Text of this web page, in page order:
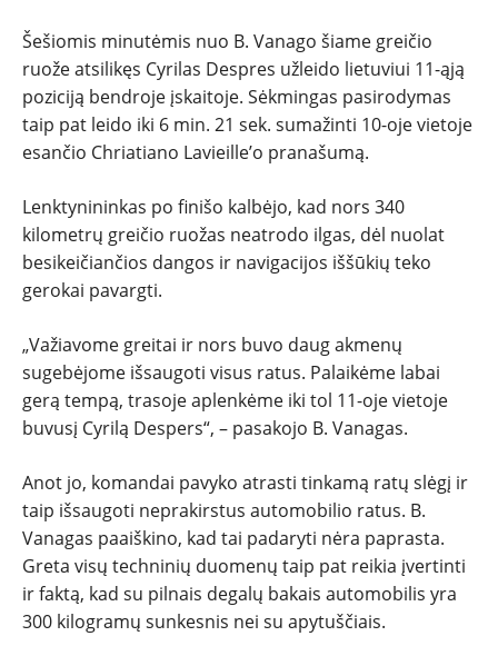
SPORTAS
PATARIMAI
ĮVAIRENYBĖS
Šešiomis minutėmis nuo B. Vanago šiame greičio
ruože atsilikęs Cyrilas Despres užleido lietuviui 11-ąją
poziciją bendroje įskaitoje. Sėkmingas pasirodymas
taip pat leido iki 6 min. 21 sek. sumažinti 10-oje vietoje
esančio Chriatiano Lavieille’o pranašumą.
Lenktynininkas po finišo kalbėjo, kad nors 340
kilometrų greičio ruožas neatrodo ilgas, dėl nuolat
besikeičiančios dangos ir navigacijos iššūkių teko
gerokai pavargti.
„Važiavome greitai ir nors buvo daug akmenų
sugebėjome išsaugoti visus ratus. Palaikėme labai
gerą tempą, trasoje aplenkėme iki tol 11-oje vietoje
buvusį Cyrilą Despers“, – pasakojo B. Vanagas.
Anot jo, komandai pavyko atrasti tinkamą ratų slėgį ir
taip išsaugoti neprakirstus automobilio ratus. B.
Vanagas paaiškino, kad tai padaryti nėra paprasta.
Greta visų techninių duomenų taip pat reikia įvertinti
ir faktą, kad su pilnais degalų bakais automobilis yra
300 kilogramų sunkesnis nei su apytuščiais.